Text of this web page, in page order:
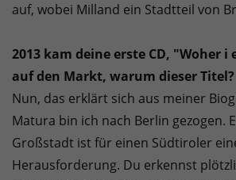
auf, wobei Milland ein Stadtteil von
2013 kam deine erste CD, "Woher
auf den Markt, warum dieser Titel?
Nun, das erklärt sich aus meiner
Matura bin ich nach Berlin gezogen.
Großstadt ist für einen Südtiroler
Herausforderung. Du erkennst